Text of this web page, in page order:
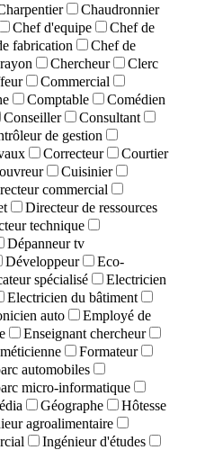
Chaudronnier
Chef d'equipe
Chef de
fabrication
Chef de
Chercheur
Clerc
Commercial
Comptable
Comédien
Conseiller
Consultant
de gestion
Correcteur
Courtier
Cuisinier
commercial
Directeur de ressources
technique
Dépanneur tv
Développeur
Eco-
spécialisé
Electricien
Electricien du bâtiment
auto
Employé de
Enseignant chercheur
Formateur
automobiles
micro-informatique
Géographe
Hôtesse
agroalimentaire
Ingénieur d'études